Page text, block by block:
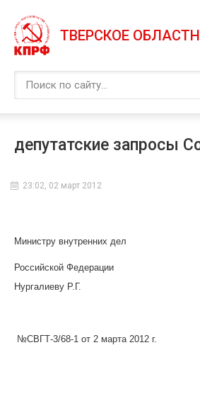
депутатские запросы
23:02, 02 март 2012
Министру внутренних дел
Российской Федерации
Нургалиеву Р.Г.
№СВГТ-3/68-1 от 2 марта 2012 г.